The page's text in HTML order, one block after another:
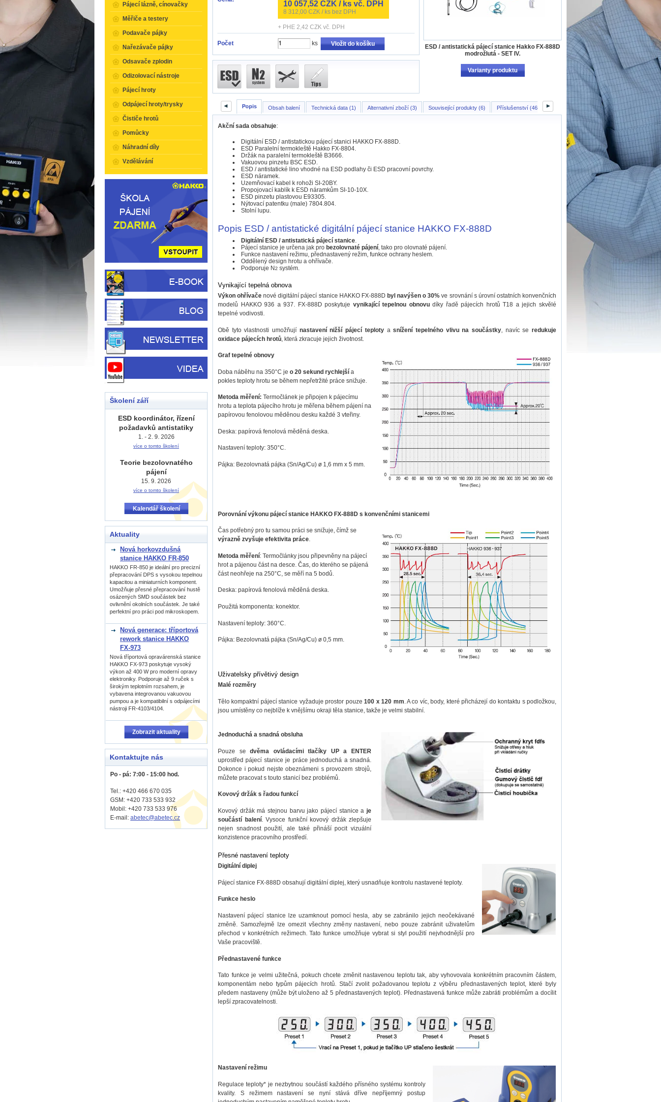
10 057,52 CZK / ks vč. DPH
8 312,00 CZK / ks bez DPH
+ PHE 2,42 CZK vč. DPH
Počet ks Vložit do košíku
ESD / antistatická pájecí stanice Hakko FX-888D
modrožlutá - SET IV.
Varianty produktu
◄ ►
Popis Obsah balení Technická data (1) Alternativní zboží (3) Související produkty (6) Příslušenství (46) Náhradní díly (13) Fotografie (4)
Akční sada obsahuje:
Digitální ESD / antistatickou pájecí stanici HAKKO FX-888D.
ESD Paralelní termokleště Hakko FX-8804.
Držák na paralelní termokleště B3666.
Vakuovou pinzetu BSC ESD.
ESD / antistatické lino vhodné na ESD podlahy či ESD pracovní povrchy.
ESD náramek.
Uzemňovací kabel k rohoži SI-20BY.
Propojovací kablík k ESD náramkům SI-10-10X.
ESD pinzetu plastovou E93305.
Nýtovací patentku (male) 7804.804.
Stolní lupu.
Popis ESD / antistatické digitální pájecí stanice HAKKO FX-888D
Digitální ESD / antistatická pájecí stanice.
Pájecí stanice je určena jak pro bezolovnaté pájení, tako pro olovnaté pájení.
Funkce nastavení režimu, přednastavený režim, funkce ochrany heslem.
Oddělený design hrotu a ohřívače.
Podporuje N2 systém.
Vynikající tepelná obnova
Výkon ohřívače nové digitální pájecí stanice HAKKO FX-888D byl navýšen o 30% ve srovnání s úrovní ostatních konvenčních
modelů HAKKO 936 a 937. FX-888D poskytuje vynikající tepelnou obnovudíky řadě pájecích hrotů T18 a jejich skvělé
tepelné vodivosti.
Obě tyto vlastnosti umožňují nastavení nižší pájecí teplotyasnížení tepelného vlivu na součástky, navíc se redukuje
oxidace pájecích hrotů , která zkracuje jejich životnost.
Graf tepelné obnovy
Doba náběhu na 350°C je o 20 sekund rychlejší a
pokles teploty hrotu se během nepřetržité práce snižuje.
Metoda měření: Termočlánek je připojen k pájecímu
hrotu a teplota pájecího hrotu je měřena během pájení na
papírovou fenolovou měděnou desku každé 3 vteřiny.
Deska: papírová fenolová měděná deska.
Nastavení teploty: 350°C.
Pájka: Bezolovnatá pájka (Sn/Ag/Cu) ø 1,6 mm x 5 mm.
Porovnání výkonu pájecí stanice HAKKO FX-888D s konvenčními stanicemi
Čas potřebný pro tu samou práci se snižuje, čímž se
výrazně zvyšuje efektivita práce.
Metoda měření: Termočlánky jsou připevněny na pájecí
hrot a pájenou část na desce. Čas, do kterého se pájená
část neohřeje na 250°C, se měří na 5 bodů.
Deska: papírová fenolová měděná deska.
Použitá komponenta: konektor.
Nastavení teploty: 360°C.
Pájka: Bezolovnatá pájka (Sn/Ag/Cu) ø 0,5 mm.
Uživatelsky přívětivý design
Malé rozměry
Tělo kompaktní pájecí stanice vyžaduje prostor pouze100 x 120 mm. A co víc, body, které přicházejí do kontaktu s podložkou,
jsou umístěny co nejblíže k vnějšímu okraji těla stanice, takže je velmi stabilní.
Jednoduchá a snadná obsluha
Pouze sedvěma ovládacími tlačíky UP a ENTER
uprostřed pájecí stanice je práce jednoduchá a snadná.
Dokonce i pokud nejste obeznámeni s provozem strojů,
můžete pracovat s touto stanicí bez problémů.
Kovový držák s řadou funkcí
Kovový držák má stejnou barvu jako pájecí stanice a je
součástí balení. Vysoce funkční kovový držák zlepšuje
nejen snadnost použití, ale také přináší pocit vizuální
konzistence pracovního prostředí.
Přesné nastavení teploty
Digitální diplej
Pájecí stanice FX-888D obsahují digitální diplej, který usnadňuje kontrolu nastavené teploty.
Funkce heslo
Nastavení pájecí stanice lze uzamknout pomocí hesla, aby se zabránilo jejich neočekávané
změně. Samozřejmě lze omezit všechny změny nastavení, nebo pouze zabránit uživatelům
přechod v konkrétních režimech. Tato funkce umožňuje vybrat si styl použití nejvhodnější pro
Vaše pracoviště.
Přednastavené funkce
Tato funkce je velmi užitečná, pokuch chcete změnit nastavenou teplotu tak, aby vyhovovala konkrétním pracovním částem,
komponentám nebo typům pájecích hrotů. Stačí zvolit požadovanou teplotu z výběru přednastavených teplot, které byly
předem nastaveny (může být uloženo až 5 přednastavených teplot). Přednastavená funkce může zabráti problémům a docílit
lepší zpracovatelnosti.
Nastavení režimu
Regulace teploty* je nezbytnou součástí každého přísného systému kontroly
kvality. S režimem nastavení se nyní stává dříve nepříjemný postup
Pájecí lázně, cínovačky
Měřiče a testery
Podavače pájky
Nařezávače pájky
Odsavače zplodin
Odizolovací nástroje
Pájecí hroty
Odpájecí hroty/trysky
Čističe hrotů
Pomůcky
Náhradní díly
Vzdělávání
Školení září
ESD koordinátor, řízení
požadavků antistatiky
1. - 2. 9. 2026
více o tomto školení
Teorie bezolovnatého
pájení
15. 9. 2026
více o tomto školení
Kalendář školení
Aktuality
Nová horkovzdušná
stanice HAKKO FR-850
HAKKO FR-850 je ideální pro precizní
přepracování DPS s vysokou tepelnou
kapacitou a miniaturních komponent.
Umožňuje přesné přepracování hustě
osázených SMD součástek bez
ovlivnění okolních součástek. Je také
perfektní pro práci pod mikroskopem.
Nová generace: tříportová
rework stanice HAKKO
FX-973
Nová tříportová opravárenská stanice
HAKKO FX-973 poskytuje vysoký
výkon až 400 W pro moderní opravy
elektroniky. Podporuje až 9 ruček s
širokým teplotním rozsahem, je
vybavena integrovanou vakuovou
pumpou a je kompatibilní s odpájecími
nástroji FR-4103/4104.
Zobrazit aktuality
Kontaktujte nás
Po - pá: 7:00 - 15:00 hod.
Tel.: +420 466 670 035
GSM: +420 733 533 932
Mobil: +420 733 533 976
E-mail: abetec@abetec.cz